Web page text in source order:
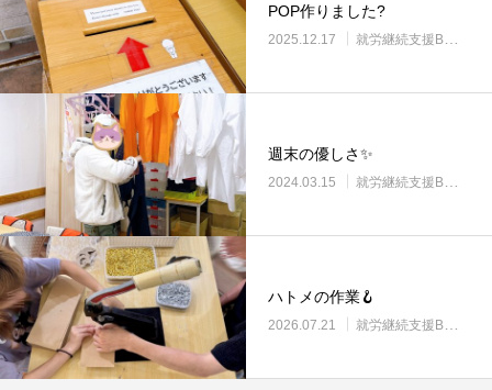
POP作りました?
2025.12.17 就労継続支援B型・ニコサービス
週末の優しさ✨
2024.03.15 就労継続支援B型・ニコサービス
ハトメの作業🪝
2026.07.21 就労継続支援B型・ニコサービス